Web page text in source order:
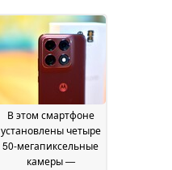
В этом смартфоне
установлены четыре
50-мегапиксельные
камеры —